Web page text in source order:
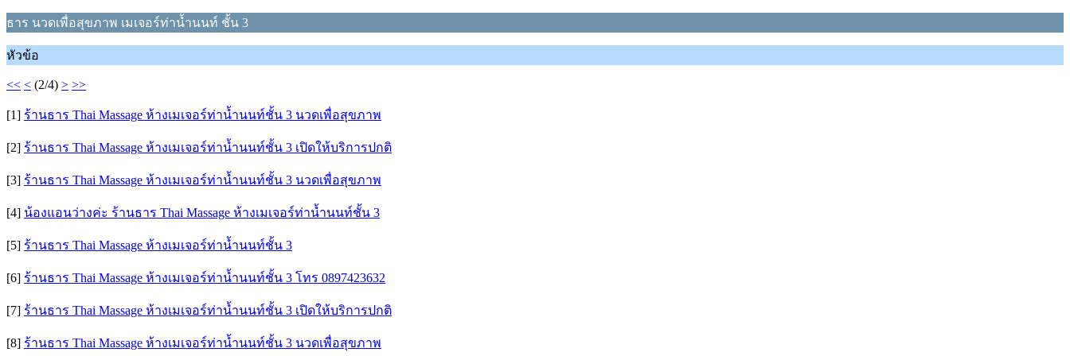
ธาร นวดเพื่อสุขภาพ เมเจอร์ท่าน้ำนนท์ ชั้น 3
หัวข้อ
<< < (2/4) > >>
[1] ร้านธาร Thai Massage ห้างเมเจอร์ท่าน้ำนนท์ชั้น 3 นวดเพื่อสุขภาพ
[2] ร้านธาร Thai Massage ห้างเมเจอร์ท่าน้ำนนท์ชั้น 3 เปิดให้บริการปกติ
[3] ร้านธาร Thai Massage ห้างเมเจอร์ท่าน้ำนนท์ชั้น 3 นวดเพื่อสุขภาพ
[4] น้องแอนว่างค่ะ ร้านธาร Thai Massage ห้างเมเจอร์ท่าน้ำนนท์ชั้น 3
[5] ร้านธาร Thai Massage ห้างเมเจอร์ท่าน้ำนนท์ชั้น 3
[6] ร้านธาร Thai Massage ห้างเมเจอร์ท่าน้ำนนท์ชั้น 3 โทร 0897423632
[7] ร้านธาร Thai Massage ห้างเมเจอร์ท่าน้ำนนท์ชั้น 3 เปิดให้บริการปกติ
[8] ร้านธาร Thai Massage ห้างเมเจอร์ท่าน้ำนนท์ชั้น 3 นวดเพื่อสุขภาพ